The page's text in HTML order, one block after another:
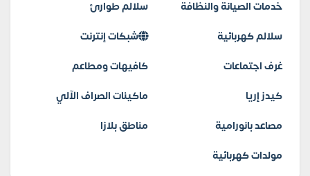
خدمات الصيانة والنظافة
سلالم طوارئ
سلالم كهربائية
شبكات إنترنت
غرف اجتماعات
كافيهات ومطاعم
كيدز إريا
ماكينات الصراف الآلي
مصاعد بانورامية
مناطق بلازا
مولدات كهربائية